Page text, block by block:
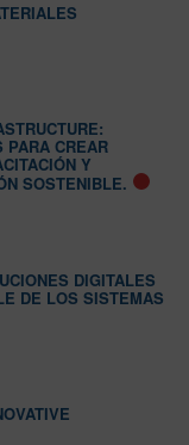
PARA CREAR
Y
SOSTENIBLE.
DIGITALES
DE LOS SISTEMAS